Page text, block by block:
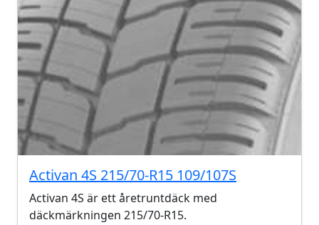
Activan 4S 215/70-R15 109/107S
Activan 4S är ett åretruntdäck med
däckmärkningen 215/70-R15.